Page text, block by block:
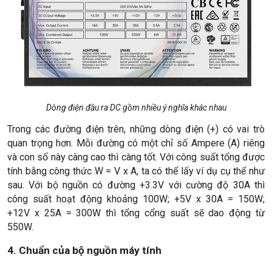
Dòng điện đầu ra DC gồm nhiều ý nghĩa khác nhau
Trong các đường điện trên, những dòng điện (+) có vai trò
quan trọng hơn. Mỗi đường có một chỉ số Ampere (A) riêng
và con số này càng cao thì càng tốt. Với công suất tổng được
tính bằng công thức W = V x A, ta có thể lấy ví dụ cụ thể như
sau. Với bộ nguồn có đường +3.3V với cường độ 30A thì
công suất hoạt động khoảng 100W; +5V x 30A = 150W;
+12V x 25A = 300W thì tổng cổng suất sẽ dao động từ
550W.
4. Chuẩn của bộ nguồn máy tính